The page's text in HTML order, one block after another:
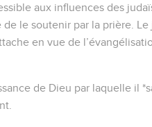
aux influences des
de le soutenir par la prière. Le
en vue de
de Dieu par laquelle il